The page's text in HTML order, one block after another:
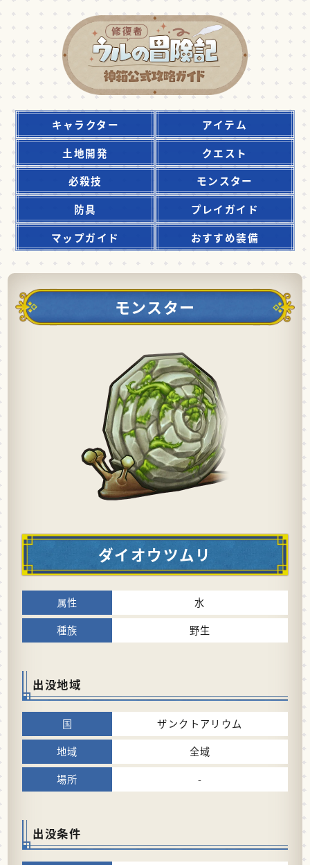
キャラクター
アイテム
土地開発
クエスト
必殺技
モンスター
防具
プレイガイド
マップガイド
おすすめ装備
モンスター
ダイオウツムリ
水
野生
出没地域
ザンクトアリウム
全域
-
出没条件